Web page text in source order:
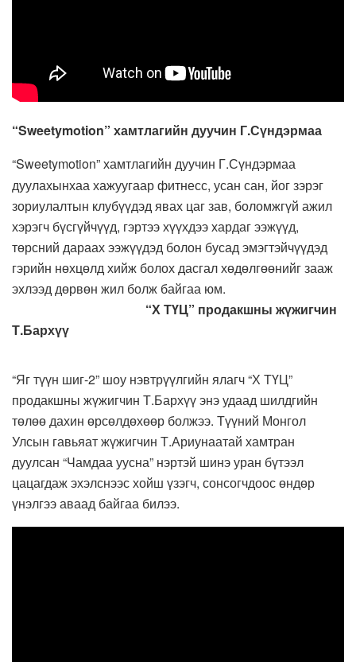
“Sweetymotion” хамтлагийн дуучин Г.Сүндэрмаа
“Sweetymotion” хамтлагийн дуучин Г.Сүндэрмаа
дуулахынхаа хажуугаар фитнесс, усан сан, йог зэрэг
зориулалтын клубүүдэд явах цаг зав, боломжгүй ажил
хэрэгч бүсгүйчүүд, гэртээ хүүхдээ хардаг ээжүүд,
төрсний дараах ээжүүдэд болон бусад эмэгтэйчүүдэд
гэрийн нөхцөлд хийж болох дасгал хөдөлгөөнийг зааж
эхлээд дөрвөн жил болж байгаа юм.
“Х ТҮЦ” продакшны жүжигчин
Т.Бархүү
“Яг түүн шиг-2” шоу нэвтрүүлгийн ялагч “Х ТҮЦ”
продакшны жүжигчин Т.Бархүү энэ удаад шилдгийн
төлөө дахин өрсөлдөхөөр болжээ. Түүний Монгол
Улсын гавьяат жүжигчин Т.Ариунаатай хамтран
дуулсан “Чамдаа уусна” нэртэй шинэ уран бүтээл
цацагдаж эхэлснээс хойш үзэгч, сонсогчдоос өндөр
үнэлгээ аваад байгаа билээ.